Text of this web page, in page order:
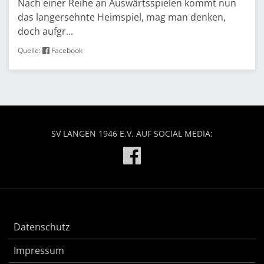
Nach einer Reihe an Auswärtsspielen kommt nun
das langersehnte Heimspiel, mag man denken,
doch aufgr...
Quelle: Facebook
SV LANGEN 1946 E.V. AUF SOCIAL MEDIA:
Datenschutz
Impressum